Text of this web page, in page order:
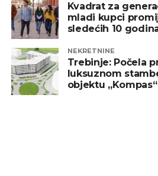
Kvadrat za
mladi kupci
sledećih 10
NEKRETNINE
Trebinje: Počela
luksuznom
objektu „Kompas“